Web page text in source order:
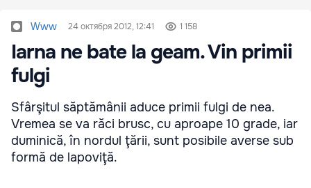
Www 24 октября 2012, 12:41 1 158
Iarna ne bate la geam. Vin primii
fulgi
Sfârşitul săptămânii aduce primii fulgi de nea.
Vremea se va răci brusc, cu aproape 10 grade, iar
duminică, în nordul ţării, sunt posibile averse sub
formă de lapoviţă.